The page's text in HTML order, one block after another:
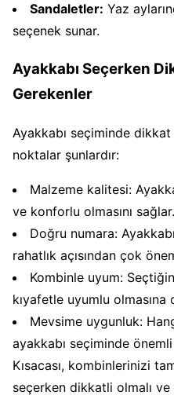
Sandaletler: Yaz
seçenek sunar.
Ayakkabı Seçerken
Gerekenler
Ayakkabı seçiminde
noktalar şunlardır:
Malzeme kalitesi:
ve konforlu olmasını sağlar.
Doğru numara:
rahatlık açısından çok
Kombinle uyum:
kıyafetle uyumlu olmasına
Mevsime uygunluk:
ayakkabı seçiminde
Kısacası, kombinlerinizi
seçerken dikkatli olmalı ve